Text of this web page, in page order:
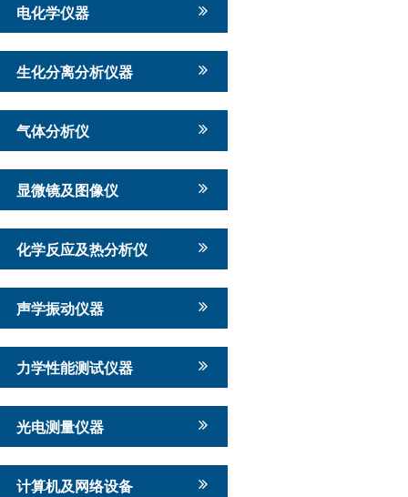
电化学仪器
生化分离分析仪器
气体分析仪
显微镜及图像仪
化学反应及热分析仪
声学振动仪器
力学性能测试仪器
光电测量仪器
计算机及网络设备